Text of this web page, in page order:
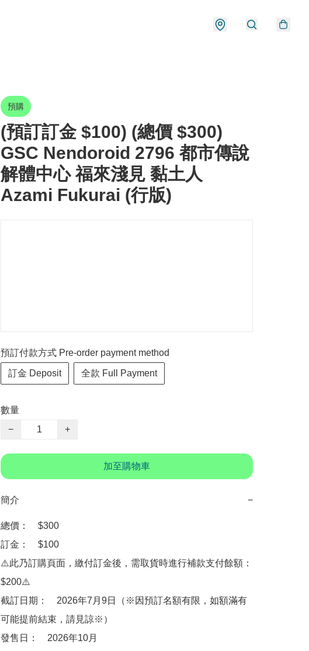
預購
(預訂訂金 $100) (總價 $300)
GSC Nendoroid 2796 都市傳說
解體中心 福來淺見 黏土人
Azami Fukurai (行版)
預訂付款方式 Pre-order payment method
訂金 Deposit 全款 Full Payment
數量
−
+
加至購物車
簡介 −
總價：　$300
訂金：　$100
⚠️此乃訂購頁面，繳付訂金後，需取貨時進行補款支付餘額：
$200⚠️
截訂日期：　2026年7月9日（※因預訂名額有限，如額滿有
可能提前結束，請見諒※）
發售日：　2026年10月